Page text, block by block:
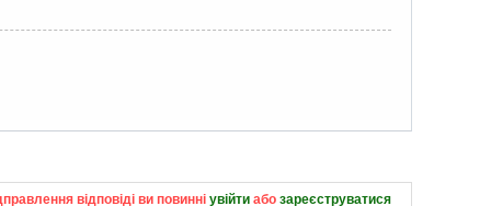
відповіді ви повинні увійти або зареєструватися